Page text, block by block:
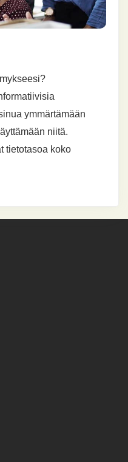
ymmärtämään
niitä.
tietotasoa koko